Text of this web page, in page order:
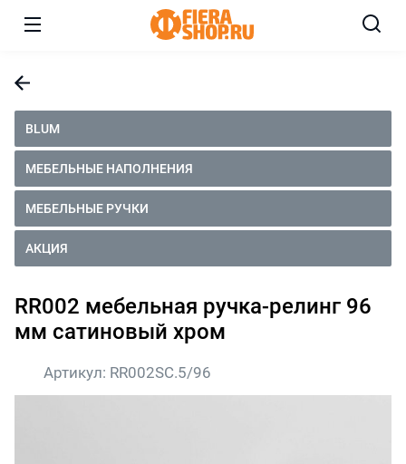
BLUM
МЕБЕЛЬНЫЕ НАПОЛНЕНИЯ
МЕБЕЛЬНЫЕ РУЧКИ
АКЦИЯ
RR002 мебельная ручка-релинг 96
мм сатиновый хром
Артикул: RR002SC.5/96